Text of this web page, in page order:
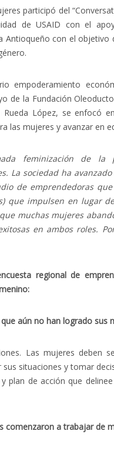
participó del
de USAID con el
Antioqueño con el
empoderamiento
de la Fundación
López, se enfocó
las mujeres y avanzar en
feminización de
La sociedad ha
de emprendedoras
que impulsen en lugar
que muchas mujeres
en ambos roles.
regional de
aún no han logrado sus
Las mujeres deben
sus situaciones y tomar
plan de acción que
comenzaron a trabajar de